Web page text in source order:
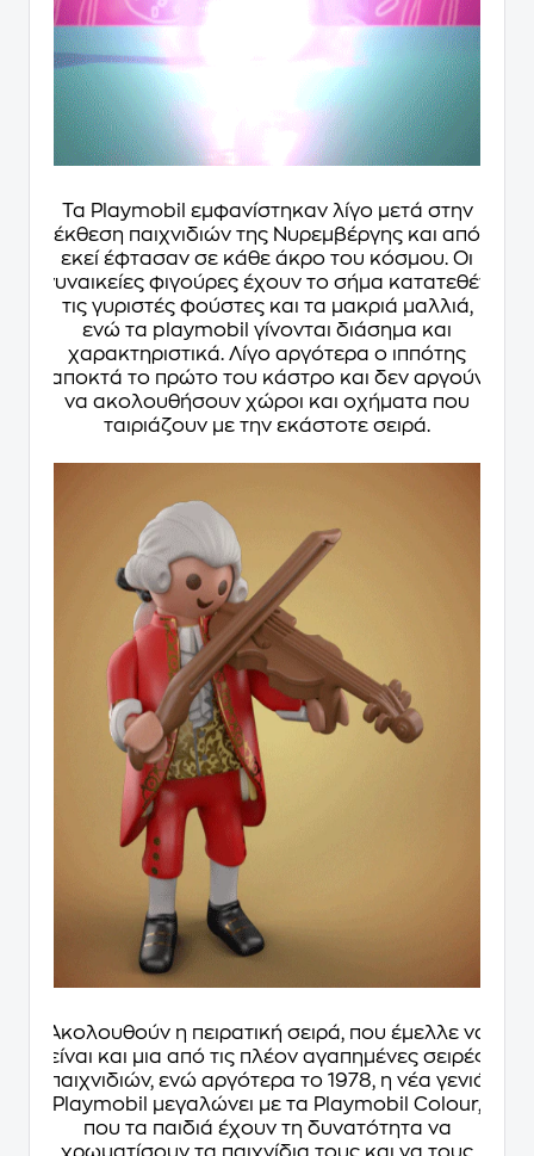
Τα Playmobil εμφανίστηκαν λίγο μετά στην
έκθεση παιχνιδιών της Νυρεμβέργης και από
εκεί έφτασαν σε κάθε άκρο του κόσμου. Οι
γυναικείες φιγούρες έχουν το σήμα κατατεθέν
τις γυριστές φούστες και τα μακριά μαλλιά,
ενώ τα playmobil γίνονται διάσημα και
χαρακτηριστικά. Λίγο αργότερα ο ιππότης
αποκτά το πρώτο του κάστρο και δεν αργούν
να ακολουθήσουν χώροι και οχήματα που
ταιριάζουν με την εκάστοτε σειρά.
Ακολουθούν η πειρατική σειρά, που έμελλε να
είναι και μια από τις πλέον αγαπημένες σειρές
παιχνιδιών, ενώ αργότερα το 1978, η νέα γενιά
Playmobil μεγαλώνει με τα Playmobil Colour,
που τα παιδιά έχουν τη δυνατότητα να